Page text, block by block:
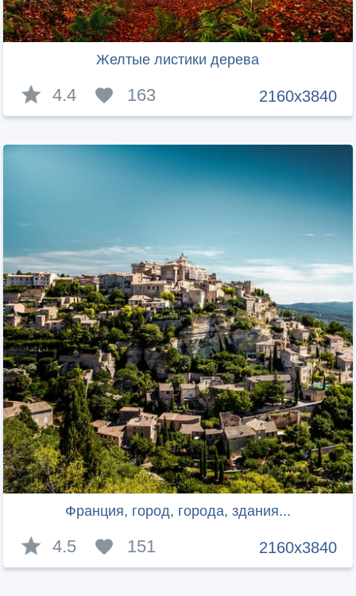
Желтые листики дерева
2160x3840
4.4 163
Франция, город, города, здания...
2160x3840
4.5 151